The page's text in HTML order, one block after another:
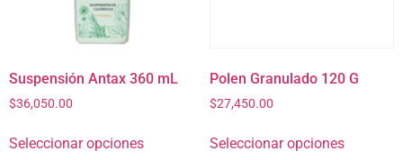
Suspensión Antax 360 mL
$36,050.00
Seleccionar opciones
Polen Granulado 120 G
$27,450.00
Seleccionar opciones